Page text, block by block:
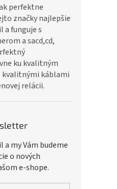
perfektne
značky najlepšie
a funguje s
a sacd,cd,
ku kvalitným
káblami
relácii.
my Vám budeme
o nových
e-shope.